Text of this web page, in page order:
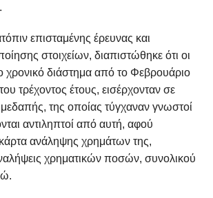
επισταμένης έρευνας και
στοιχείων, διαπιστώθηκε ότι οι
χρονικό διάστημα από το Φεβρουάριο
τρέχοντος έτους, εισέρχονταν σε
της οποίας τύγχαναν γνωστοί
αντιληπτοί από αυτή, αφού
ανάληψης χρημάτων της,
χρηματικών ποσών, συνολικού